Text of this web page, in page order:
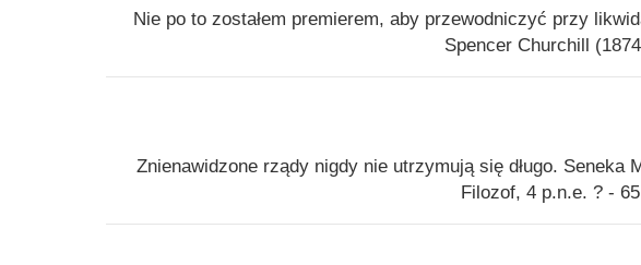
Nie po to zostałem premierem, aby przewodniczyć przy
Spencer Churchill
Znienawidzone rządy nigdy nie utrzymują się długo. Seneka
Filozof, 4 p.n.e. ? -